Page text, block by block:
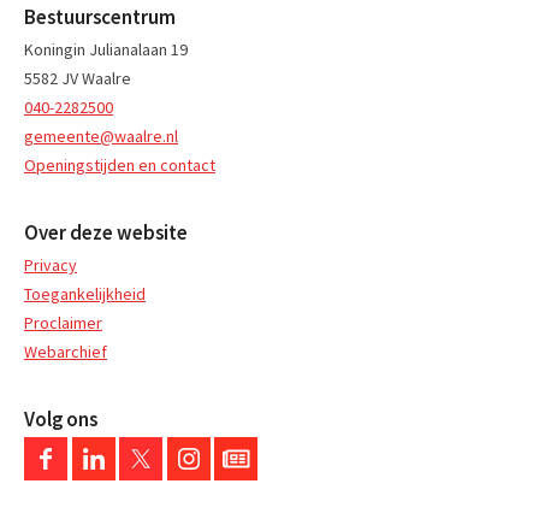
Bestuurscentrum
Koningin Julianalaan 19
5582 JV Waalre
040-2282500
gemeente@waalre.nl
Openingstijden en contact
Over deze website
Privacy
Toegankelijkheid
Proclaimer
Webarchief
Volg ons